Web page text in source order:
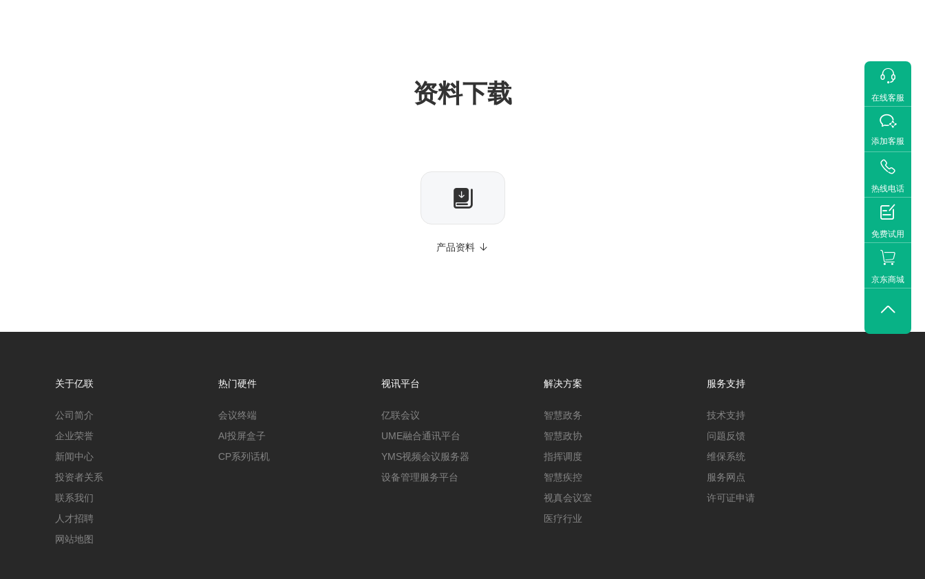
资料下载
产品资料

在线客服

添加客服

热线电话

免费试用
京东商城

关于亿联
公司简介
企业荣誉
新闻中心
投资者关系
联系我们
人才招聘
网站地图
热门硬件
会议终端
AI投屏盒子
CP系列话机
视讯平台
亿联会议
UME融合通讯平台
YMS视频会议服务器
设备管理服务平台
解决方案
智慧政务
智慧政协
指挥调度
智慧疾控
视真会议室
医疗行业
服务支持
技术支持
问题反馈
维保系统
服务网点
许可证申请